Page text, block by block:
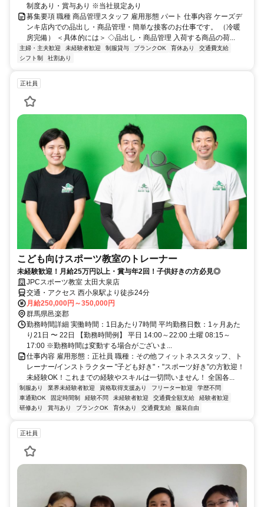
制度あり・賞与あり ※当社規定あり
募集要項 職種 商品管理スタッフ 雇用形態 パート 仕事内容 ケーズデ
ンキ店内での品出し・商品管理・簡単な接客のお仕事です。 （冷暖
房完備） ＜具体的には＞ ◇品出し・商品管理 入荷する商品の荷...
主婦・主夫歓迎 未経験者歓迎 制服貸与 ブランクOK 育休あり
交通費支給
シフト制
社割あり
正社員
こども向けスポーツ教室のトレーナー
未経験歓迎！月給25万円以上・賞与年2回！子供好きの方必見◎
JPCスポーツ教室 太田大泉店
交通・アクセス 西小泉駅より徒歩24分
月給250,000円～350,000円
群馬県邑楽郡
勤務時間詳細 実働時間：1日あたり7時間 平均勤務日数：1ヶ月あた
り21日 〜 22日 【勤務時間例】 平日 14:00～22:00 土曜 08:15～
17:00 ※勤務時間は変動する場合がございま...
仕事内容 雇用形態：正社員 職種：その他フィットネススタッフ、ト
レーナー/インストラクター "子ども好き"・"スポーツ好き"の方歓迎！
未経験OK！これまでの経験やスキルは一切問いません！ 全国各...
制服あり 業界未経験者歓迎 資格取得支援あり フリーター歓迎
学歴不問
車通勤OK
固定時間制 経験不問 未経験者歓迎 交通費全額支給
経験者歓迎
研修あり
賞与あり ブランクOK 育休あり 交通費支給 服装自由
正社員